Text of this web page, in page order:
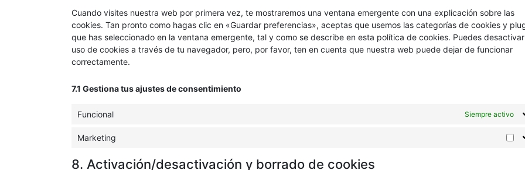
Cuando visites nuestra web por primera vez, te mostraremos una ventana emergente con una explicación sobre las
cookies. Tan pronto como hagas clic en «Guardar preferencias», aceptas que usemos las categorías de cookies y
que has seleccionado en la ventana emergente, tal y como se describe en esta política de cookies. Puedes
uso de cookies a través de tu navegador, pero, por favor, ten en cuenta que nuestra web puede dejar de funcionar
correctamente.
7.1 Gestiona tus ajustes de consentimiento
Funcional Siempre activo
Marketing
8. Activación/desactivación y borrado de cookies